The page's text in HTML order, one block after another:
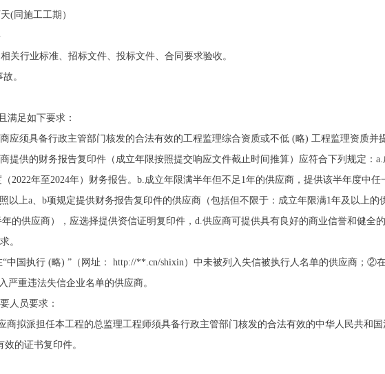
(同施工工期）
关行业标准、招标文件、投标文件、合同要求验收。
。
满足如下要求：
商应须具备行政主管部门核发的合法有效的工程监理综合资质或不低 (略) 工程监理资质并
商提供的财务报告复印件（成立年限按照提交响应文件截止时间推算）应符合下列规定：
2022年至2024年）财务报告。b.成立年限满半年但不足1年的供应商，提供该半年度中
以上a、b项规定提供财务报告复印件的供应商（包括但不限于：成立年限满1年及以上
的供应商），应选择提供资信证明复印件，d.供应商可提供具有良好的商业信誉和健全
。
“中国执行 (略) ”（网址： http://**.cn/shixin）中未被列入失信被执行人名单的供应商；②
严重违法失信企业名单的供应商。
人员要求：
商拟派担任本工程的总监理工程师须具备行政主管部门核发的合法有效的中华人民共和
的证书复印件。